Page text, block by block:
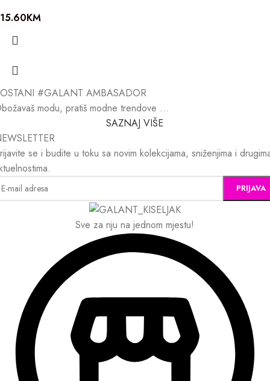
15.60KM
#GALANT AMBASADOR
modu, pratiš modne trendove …
SAZNAJ VIŠE
se i budite u toku sa novim kolekcijama, sniženjima i
Sve za nju na jednom mjestu!